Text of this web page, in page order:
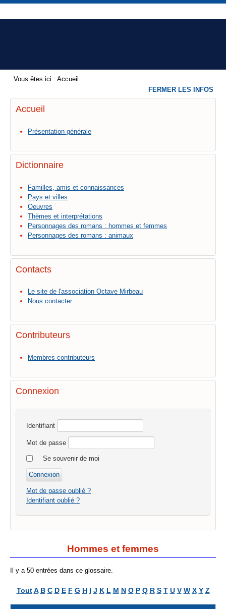
Vous êtes ici : Accueil
Accueil
Présentation générale
Dictionnaire
Familles, amis et connaissances
Pays et villes
Oeuvres
Thèmes et interprétations
Personnages des romans : hommes et femmes
Personnages des romans : animaux
Contacts
Le site de l'association Octave Mirbeau
Nous contacter
Contributeurs
Membres contributeurs
Connexion
Identifiant
Mot de passe
Se souvenir de moi
Mot de passe oublié ?
Identifiant oublié ?
Hommes et femmes
Il y a 50 entrées dans ce glossaire.
Tout A B C D E F G H I J K L M N O P Q R S T U V W X Y Z
FERMER LES INFOS